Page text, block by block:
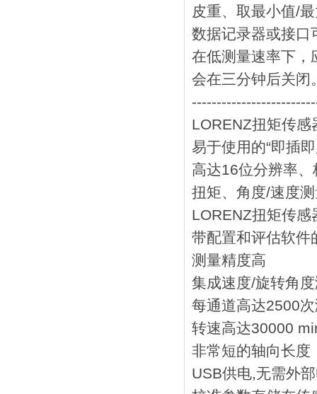
皮重、取最小值/
数据记录器或接口
在低测量速率下，
会在三分钟后关闭
LORENZ扭矩传感
易于使用的“即插
高达16位分辨率
扭矩、角度/速度
LORENZ扭矩传
带配置和评估软件
测量精度高
集成速度/旋转角
每通道高达2500
转速高达30000
非常短的轴向长度
USB供电,无需外